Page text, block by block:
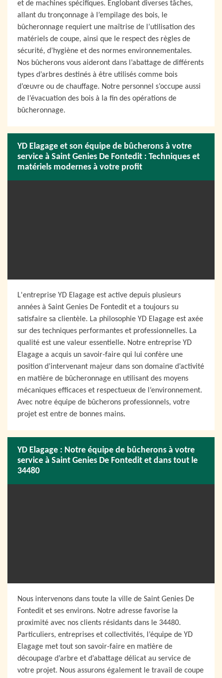
et de machines spécifiques. Englobant diverses tâches,
allant du tronçonnage à l’empilage des bois, le
bûcheronnage requiert une maîtrise de l’utilisation des
matériels de coupe, ainsi que le respect des règles de
sécurité, d’hygiène et des normes environnementales.
Nos bûcherons vous aideront dans l’abattage de différents
types d’arbres destinés à être utilisés comme bois
d’œuvre ou de chauffage. Notre personnel s’occupe aussi
de l’évacuation des bois à la fin des opérations de
bûcheronnage.
YD Elagage et son équipe de bûcherons à votre
service à Saint Genies De Fontedit : Techniques et
matériels modernes à votre profit
L'entreprise YD Elagage est active depuis plusieurs
années à Saint Genies De Fontedit et a toujours su
satisfaire sa clientèle. La philosophie YD Elagage est axée
sur des techniques performantes et professionnelles. La
qualité est une valeur essentielle. Notre entreprise YD
Elagage a acquis un savoir-faire qui lui confère une
position d’intervenant majeur dans son domaine d’activité
en matière de bûcheronnage en utilisant des moyens
mécaniques efficaces et respectueux de l‘environnement.
Avec notre équipe de bûcherons professionnels, votre
projet est entre de bonnes mains.
YD Elagage : Notre équipe de bûcherons à votre
service à Saint Genies De Fontedit et dans tout le
34480
Nous intervenons dans toute la ville de Saint Genies De
Fontedit et ses environs. Notre adresse favorise la
proximité avec nos clients résidants dans le 34480.
Particuliers, entreprises et collectivités, l’équipe de YD
Elagage met tout son savoir-faire en matière de
découpage d’arbre et d’abattage délicat au service de
votre projet. Nous assurons également le travail de coupe